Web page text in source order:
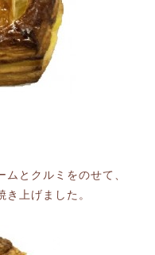
とクルミをのせて、
上げました。